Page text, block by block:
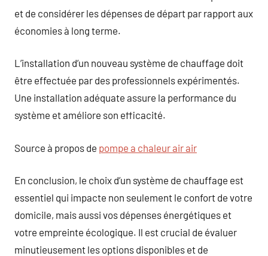
et de considérer les dépenses de départ par rapport aux
économies à long terme.
L’installation d’un nouveau système de chauffage doit
être effectuée par des professionnels expérimentés.
Une installation adéquate assure la performance du
système et améliore son efficacité.
Source à propos de pompe a chaleur air air
En conclusion, le choix d’un système de chauffage est
essentiel qui impacte non seulement le confort de votre
domicile, mais aussi vos dépenses énergétiques et
votre empreinte écologique. Il est crucial de évaluer
minutieusement les options disponibles et de